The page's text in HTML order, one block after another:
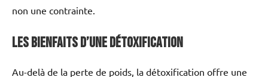
non une contrainte.
Les bienfaits d’une détoxification
Au-delà de la perte de poids, la détoxification offre une